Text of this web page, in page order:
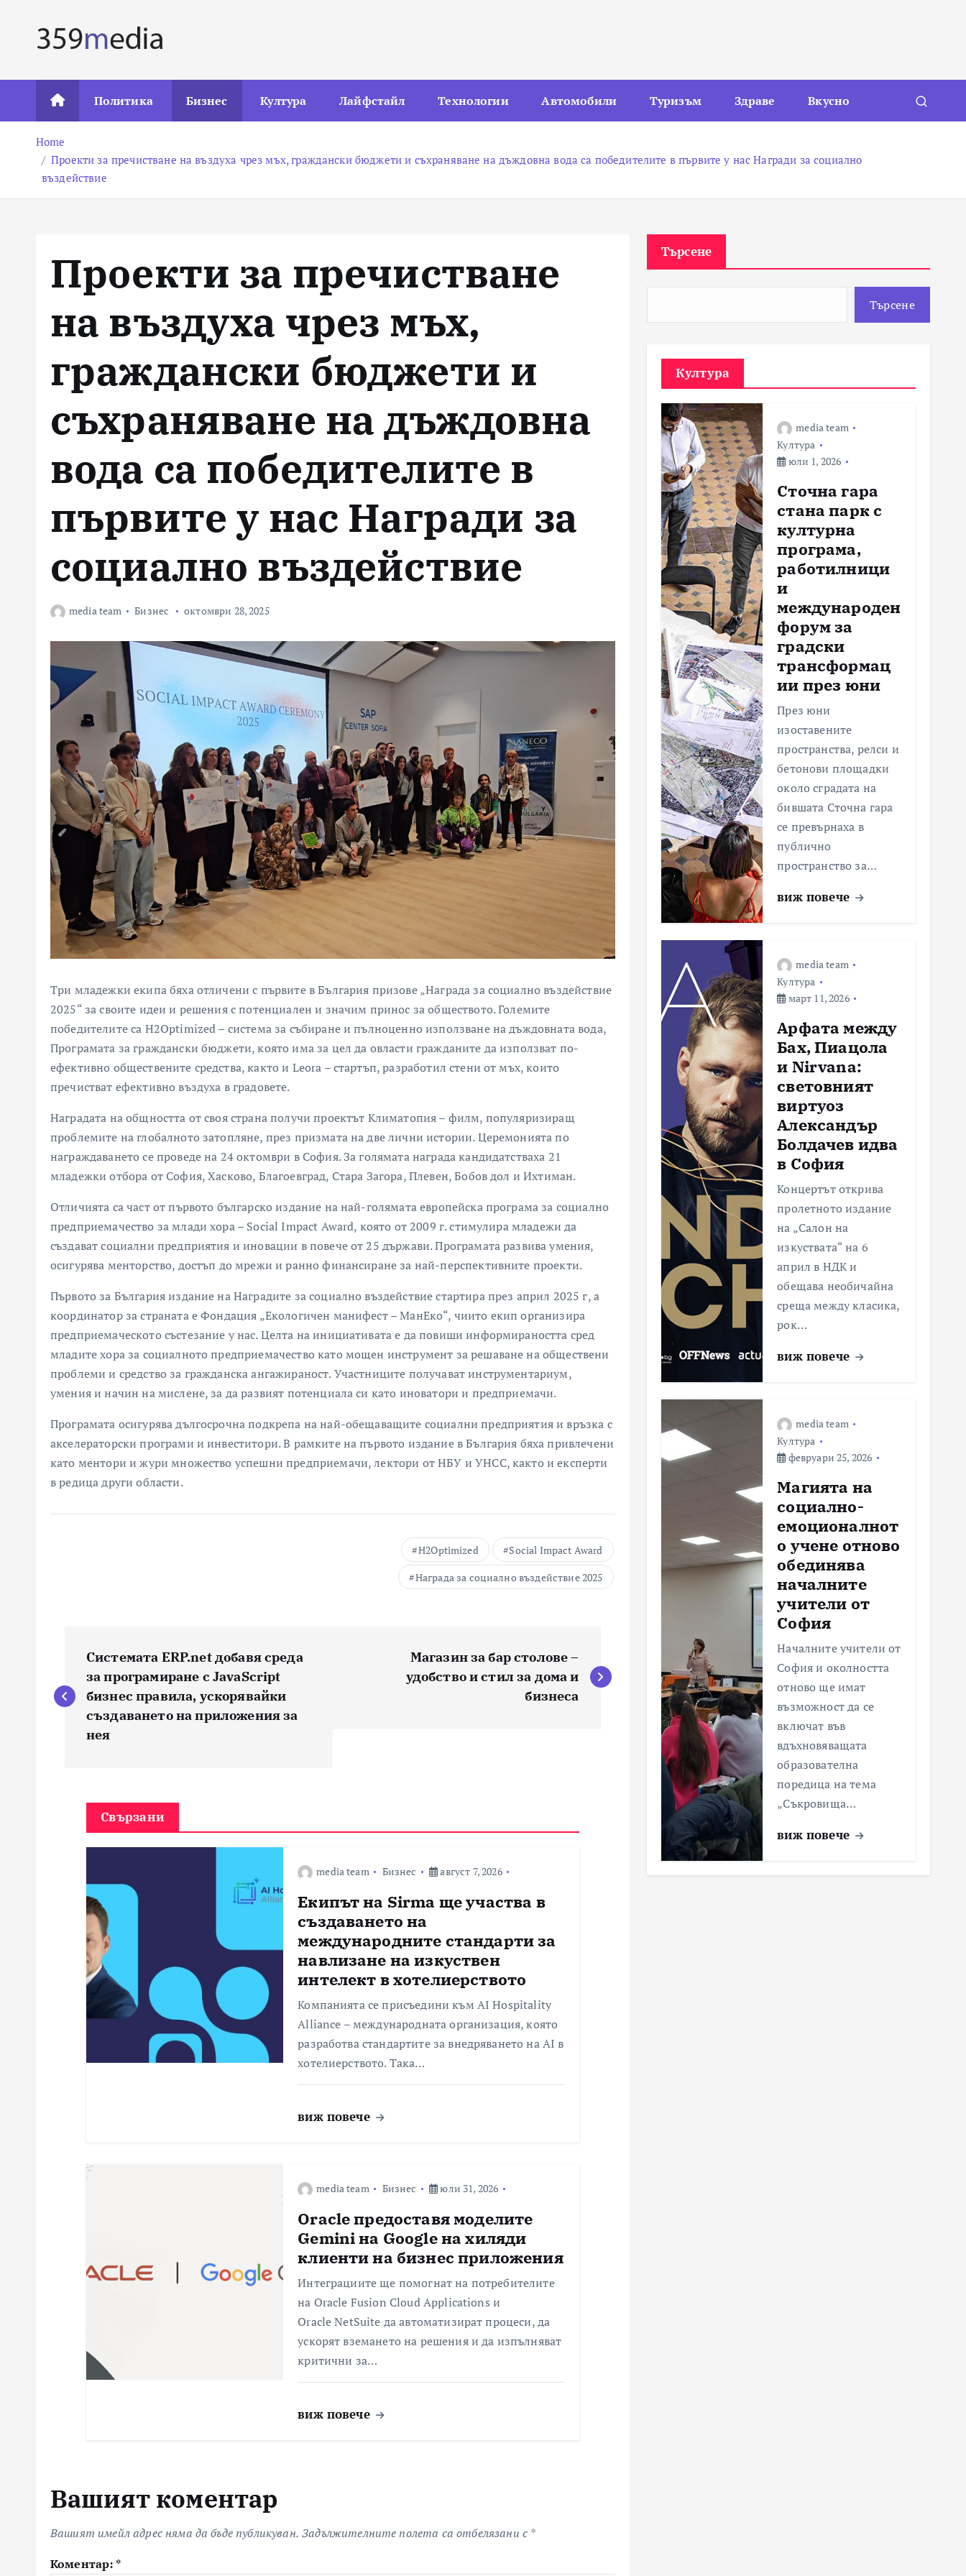
c
e
Политика Бизнес Култура Лайфстайл Технологии Автомобили Туризъм Здраве Вкусно
Home
Проекти за пречистване на въздуха чрез мъх, граждански бюджети и съхраняване на дъждовна вода са победителите в първите у нас Награди за социално
въздействие
Проекти за пречистване
на въздуха чрез мъх,
граждански бюджети и
съхраняване на дъждовна
вода са победителите в
първите у нас Награди за
социално въздействие
media team Бизнес октомври 28, 2025
Три младежки екипа бяха отличени с първите в България призове „Награда за социално въздействие
2025“ за своите идеи и решения с потенциален и значим принос за обществото. Големите
победителите са H2Optimized – система за събиране и пълноценно използване на дъждовната вода,
Програмата за граждански бюджети, която има за цел да овласти гражданите да използват по-
ефективно обществените средства, както и Leora – стартъп, разработил стени от мъх, които
пречистват ефективно въздуха в градовете.
Наградата на общността от своя страна получи проектът Климатопия – филм, популяризиращ
проблемите на глобалното затопляне, през призмата на две лични истории. Церемонията по
награждаването се проведе на 24 октомври в София. За голямата награда кандидатстваха 21
младежки отбора от София, Хасково, Благоевград, Стара Загора, Плевен, Бобов дол и Ихтиман.
Отличията са част от първото българско издание на най-голямата европейска програма за социално
предприемачество за млади хора – Social Impact Award, която от 2009 г. стимулира младежи да
създават социални предприятия и иновации в повече от 25 държави. Програмата развива умения,
осигурява менторство, достъп до мрежи и ранно финансиране за най-перспективните проекти.
Първото за България издание на Наградите за социално въздействие стартира през април 2025 г, а
координатор за страната е Фондация „Екологичен манифест – МанЕко“, чиито екип организира
предприемаческото състезание у нас. Целта на инициативата е да повиши информираността сред
младите хора за социалното предприемачество като мощен инструмент за решаване на обществени
проблеми и средство за гражданска ангажираност. Участниците получават инструментариум,
умения и начин на мислене, за да развият потенциала си като иноватори и предприемачи.
Програмата осигурява дългосрочна подкрепа на най-обещаващите социални предприятия и връзка с
акселераторски програми и инвеститори. В рамките на първото издание в България бяха привлечени
като ментори и жури множество успешни предприемачи, лектори от НБУ и УНСС, както и експерти
в редица други области.
H2Optimized
Social Impact Award
Награда за социално въздействие 2025
а
Системата ERP.net добавя среда
за програмиране с JavaScript
бизнес правила, ускорявайки
създаването на приложения за
нея
Магазин за бар столове –
удобство и стил за дома и
бизнеса
Свързани
media team Бизнес август 7, 2026
Екипът на Sirma ще участва в
създаването на
международните стандарти за
навлизане на изкуствен
интелект в хотелиерството
Компанията се присъедини към AI Hospitality
Alliance – международната организация, която
разработва стандартите за внедряването на AI в
хотелиерството. Така…
виж повече
media team Бизнес юли 31, 2026
Oracle предоставя моделите
Gemini на Google на хиляди
клиенти на бизнес приложения
Интеграциите ще помогнат на потребителите
на Oracle Fusion Cloud Applications и
Oracle NetSuite да автоматизират процеси, да
ускорят вземането на решения и да изпълняват
критични за…
виж повече
Вашият коментар
Вашият имейл адрес няма да бъде публикуван. Задължителните полета са отбелязани с *
Коментар: *
Търсене
Търсене
Култура
media team
Култура
юли 1, 2026
Сточна гара
стана парк с
културна
програма,
работилници
и
международен
форум за
градски
трансформац
ии през юни
През юни
изоставените
пространства, релси и
бетонови площадки
около сградата на
бившата Сточна гара
се превърнаха в
публично
пространство за…
виж повече
media team
Култура
март 11, 2026
Арфата между
Бах, Пиацола
и Nirvana:
световният
виртуоз
Александър
Болдачев идва
в София
Концертът открива
пролетното издание
на „Салон на
изкуствата“ на 6
април в НДК и
обещава необичайна
среща между класика,
рок…
виж повече
media team
Култура
февруари 25, 2026
Магията на
социално-
емоционалнот
о учене отново
обединява
началните
учители от
София
Началните учители от
София и околността
отново ще имат
възможност да се
включат във
вдъхновяващата
образователна
поредица на тема
„Съкровища…
виж повече